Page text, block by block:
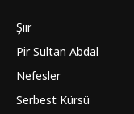
Şiir
Pir Sultan Abdal
Nefesler
Serbest Kürsü